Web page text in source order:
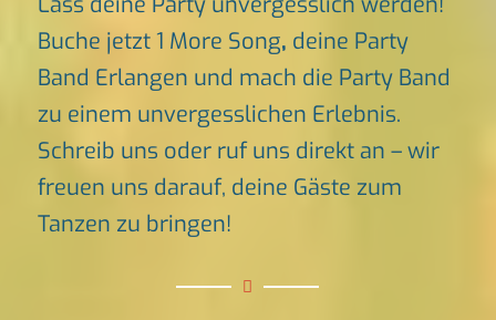
Buche jetzt 1 More Song, deine Party
Band Erlangen und mach die Party Band
zu einem unvergesslichen Erlebnis.
Schreib uns oder ruf uns direkt an – wir
freuen uns darauf, deine Gäste zum
Tanzen zu bringen!